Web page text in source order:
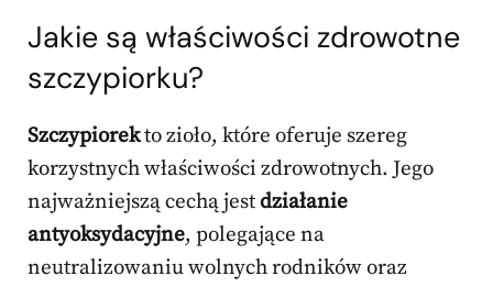
Jakie są właściwości zdrowotne
szczypiorku?
Szczypiorekto zioło, które oferuje szereg
korzystnych właściwości zdrowotnych. Jego
najważniejszą cechą jestdziałanie
antyoksydacyjne, polegające na
neutralizowaniu wolnych rodników oraz